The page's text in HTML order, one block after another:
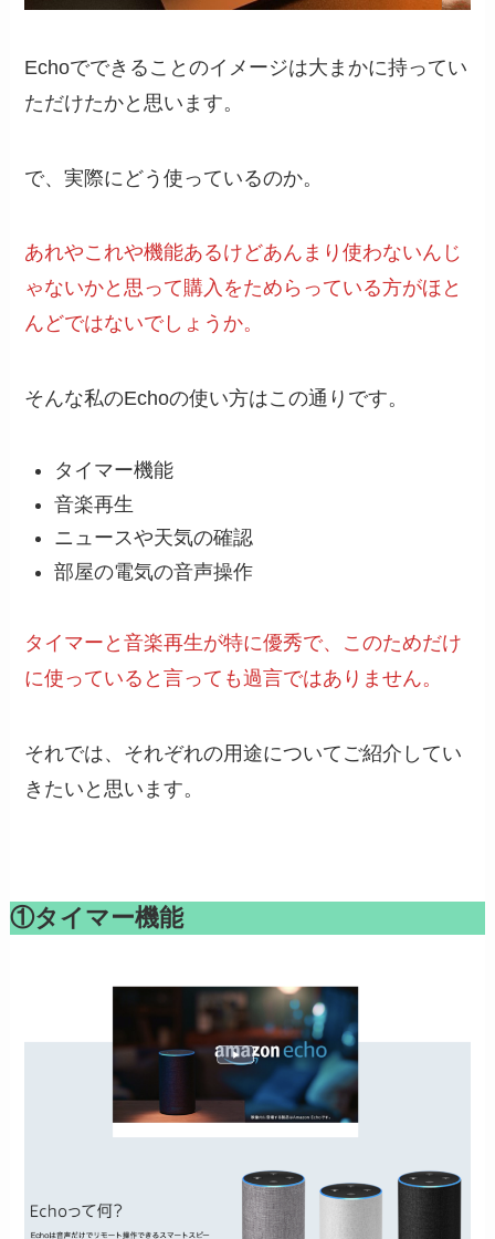
Echoでできることのイメージは大まかに持ってい
ただけたかと思います。
で、実際にどう使っているのか。
あれやこれや機能あるけどあんまり使わないんじ
ゃないかと思って購入をためらっている方がほと
んどではないでしょうか。
そんな私のEchoの使い方はこの通りです。
タイマー機能
音楽再生
ニュースや天気の確認
部屋の電気の音声操作
タイマーと音楽再生が特に優秀で、このためだけ
に使っていると言っても過言ではありません。
それでは、それぞれの用途についてご紹介してい
きたいと思います。
①タイマー機能